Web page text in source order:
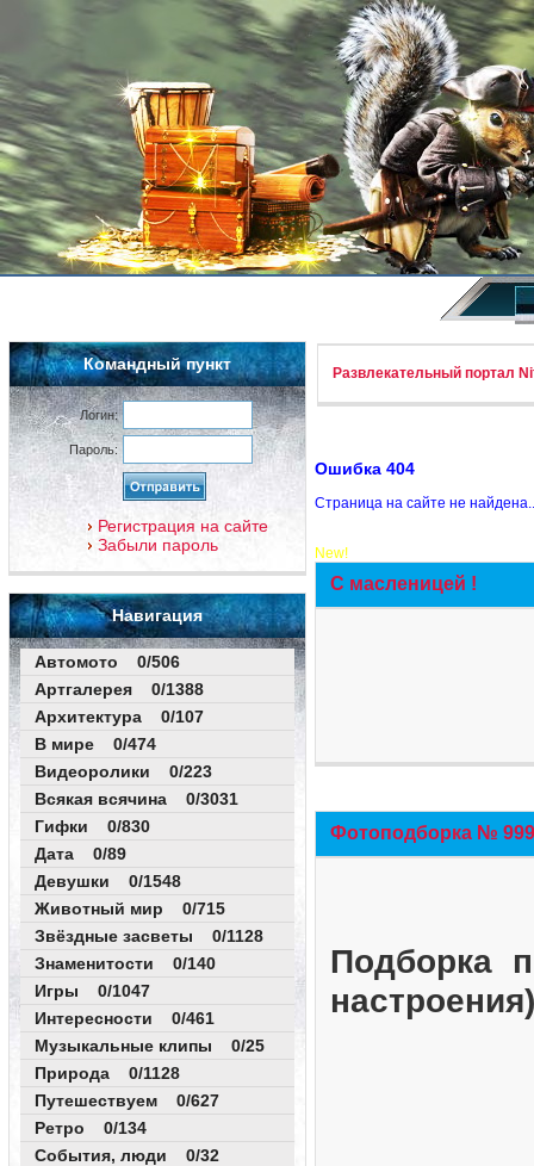
Командный пункт
Логин:
Пароль:
Регистрация на сайте
Забыли пароль
Навигация
Автомото 0/506
Артгалерея 0/1388
Архитектура 0/107
В мире 0/474
Видеоролики 0/223
Всякая всячина 0/3031
Гифки 0/830
Дата 0/89
Девушки 0/1548
Животный мир 0/715
Звёздные засветы 0/1128
Знаменитости 0/140
Игры 0/1047
Интересности 0/461
Музыкальные клипы 0/25
Природа 0/1128
Путешествуем 0/627
Ретро 0/134
События, люди 0/32
Развлекательный портал
Ошибка 404
Страница на сайте не
New!
С масленицей !
Фотоподборка №
Подборка